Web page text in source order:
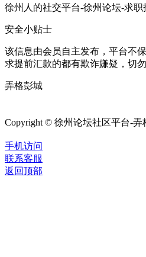
徐州人的社交平台-徐州论坛-求
安全小贴士
该信息由会员自主发布，平台不
求提前汇款的都有欺诈嫌疑，切
弄格彭城
Copyright © 徐州论坛社区平台-弄
手机访问
联系客服
返回顶部